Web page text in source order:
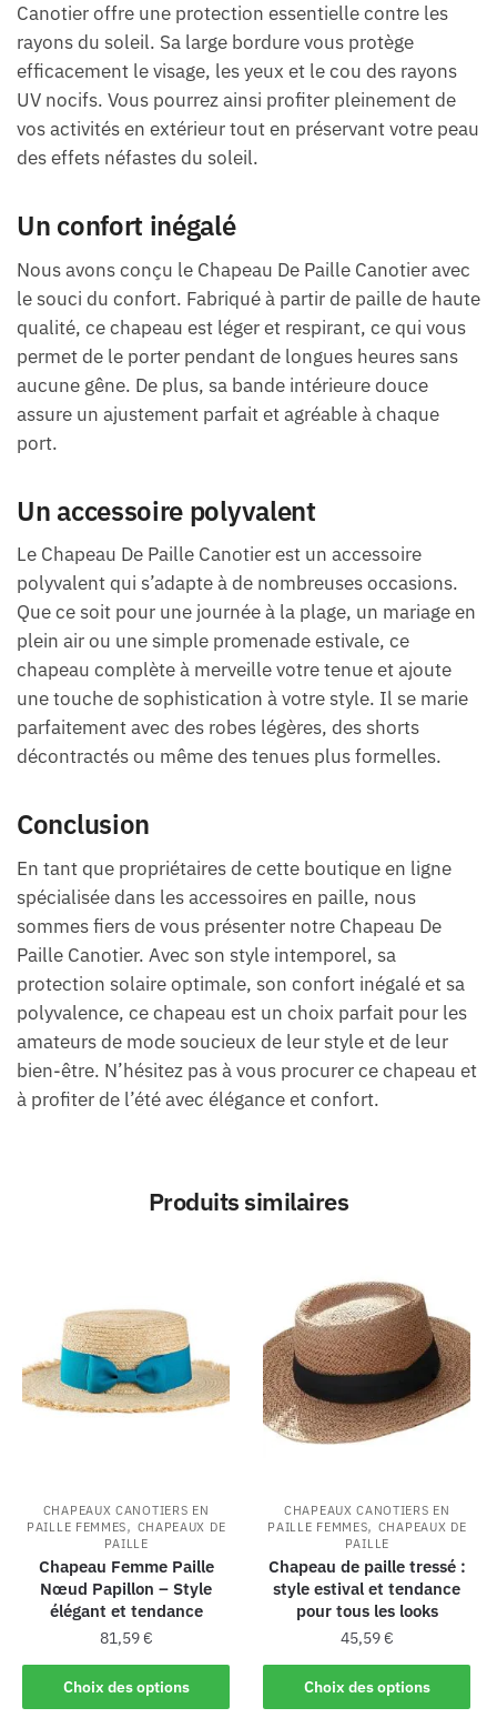
Canotier offre une protection essentielle contre les
rayons du soleil. Sa large bordure vous protège
efficacement le visage, les yeux et le cou des rayons
UV nocifs. Vous pourrez ainsi profiter pleinement de
vos activités en extérieur tout en préservant votre peau
des effets néfastes du soleil.
Un confort inégalé
Nous avons conçu le Chapeau De Paille Canotier avec
le souci du confort. Fabriqué à partir de paille de haute
qualité, ce chapeau est léger et respirant, ce qui vous
permet de le porter pendant de longues heures sans
aucune gêne. De plus, sa bande intérieure douce
assure un ajustement parfait et agréable à chaque
port.
Un accessoire polyvalent
Le Chapeau De Paille Canotier est un accessoire
polyvalent qui s’adapte à de nombreuses occasions.
Que ce soit pour une journée à la plage, un mariage en
plein air ou une simple promenade estivale, ce
chapeau complète à merveille votre tenue et ajoute
une touche de sophistication à votre style. Il se marie
parfaitement avec des robes légères, des shorts
décontractés ou même des tenues plus formelles.
Conclusion
En tant que propriétaires de cette boutique en ligne
spécialisée dans les accessoires en paille, nous
sommes fiers de vous présenter notre Chapeau De
Paille Canotier. Avec son style intemporel, sa
protection solaire optimale, son confort inégalé et sa
polyvalence, ce chapeau est un choix parfait pour les
amateurs de mode soucieux de leur style et de leur
bien-être. N’hésitez pas à vous procurer ce chapeau et
à profiter de l’été avec élégance et confort.
Produits similaires
CHAPEAUX CANOTIERS EN
PAILLE FEMMES, CHAPEAUX DE
PAILLE
Chapeau Femme Paille
Nœud Papillon – Style
élégant et tendance
81,59€
Choix des options
CHAPEAUX CANOTIERS EN
PAILLE FEMMES, CHAPEAUX DE
PAILLE
Chapeau de paille tressé :
style estival et tendance
pour tous les looks
45,59€
Choix des options